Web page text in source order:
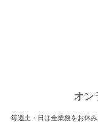
オン
毎週土・日は全業務をお休